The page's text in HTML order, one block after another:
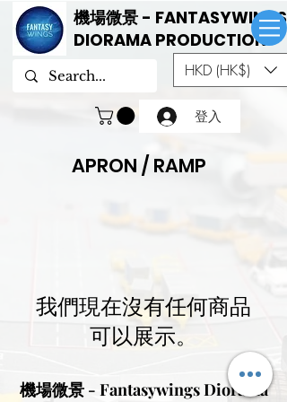
機場微景 - FANTASYWINGS
DIORAMA PRODUCTION
HKD (HK$)
登入
APRON / RAMP
我們現在沒有任何商品
可以展示。
機場微景 - Fantasywings Diorama